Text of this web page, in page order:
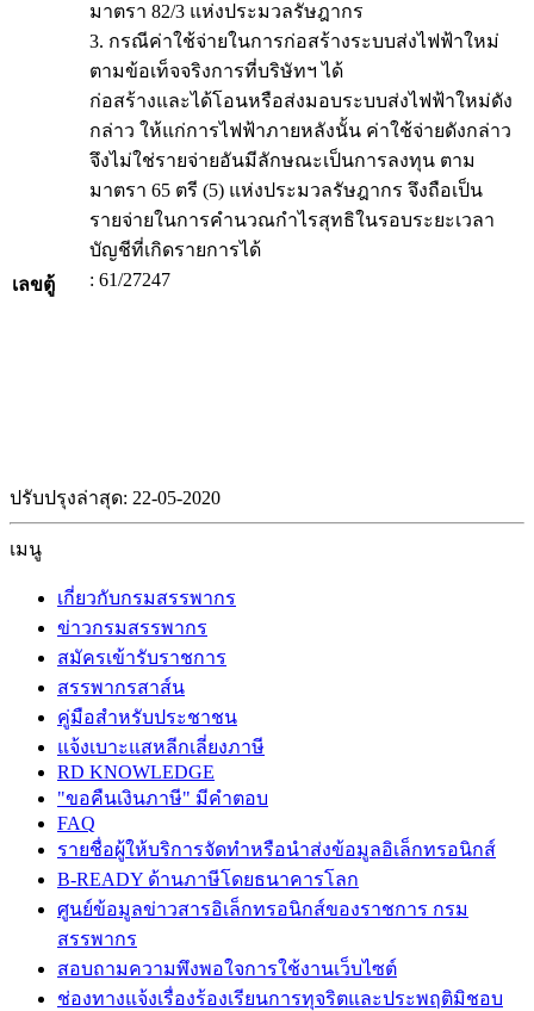
มาตรา 82/3 แห่งประมวลรัษฎากร
3. กรณีค่าใช้จ่ายในการก่อสร้างระบบส่งไฟฟ้าใหม่
ตามข้อเท็จจริงการที่บริษัทฯ ได้
ก่อสร้างและได้โอนหรือส่งมอบระบบส่งไฟฟ้าใหม่ดัง
กล่าว ให้แก่การไฟฟ้าภายหลังนั้น ค่าใช้จ่ายดังกล่าว
จึงไม่ใช่รายจ่ายอันมีลักษณะเป็นการลงทุน ตาม
มาตรา 65 ตรี (5) แห่งประมวลรัษฎากร จึงถือเป็น
รายจ่ายในการคำนวณกำไรสุทธิในรอบระยะเวลา
บัญชีที่เกิดรายการได้
เลขตู้
: 61/27247
ปรับปรุงล่าสุด: 22-05-2020
เมนู
เกี่ยวกับกรมสรรพากร
ข่าวกรมสรรพากร
สมัครเข้ารับราชการ
สรรพากรสาส์น
คู่มือสำหรับประชาชน
แจ้งเบาะแสหลีกเลี่ยงภาษี
RD KNOWLEDGE
"ขอคืนเงินภาษี" มีคำตอบ
FAQ
รายชื่อผู้ให้บริการจัดทำหรือนำส่งข้อมูลอิเล็กทรอนิกส์
B-READY ด้านภาษีโดยธนาคารโลก
ศูนย์ข้อมูลข่าวสารอิเล็กทรอนิกส์ของราชการ กรม
สรรพากร
สอบถามความพึงพอใจการใช้งานเว็บไซต์
ช่องทางแจ้งเรื่องร้องเรียนการทุจริตและประพฤติมิชอบ